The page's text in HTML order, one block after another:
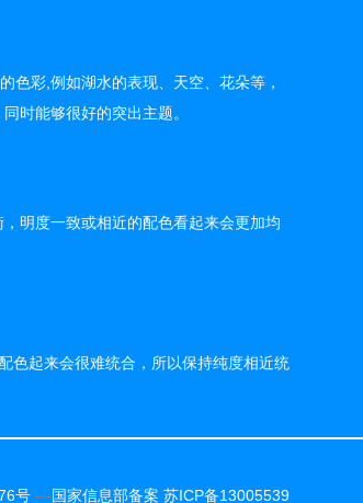
色彩,例如湖水的表现、天空、花朵等，
时能够很好的突出主题。
明度一致或相近的配色看起来会更加均
色起来会很难统合，所以保持纯度相近统
号 ---国家信息部备案 苏ICP备13005539